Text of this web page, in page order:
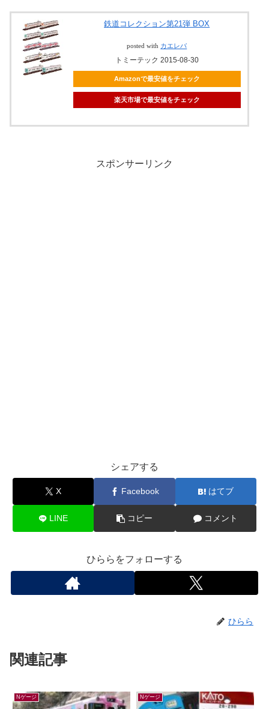
鉄道コレクション第21弾 BOX
posted with カエレバ
トミーテック 2015-08-30
Amazonで最安値をチェック
楽天市場で最安値をチェック
スポンサーリンク
シェアする
X Facebook はてブ
LINE コピー コメント
ひららをフォローする
ひらら
関連記事
Nゲージ Nゲージ